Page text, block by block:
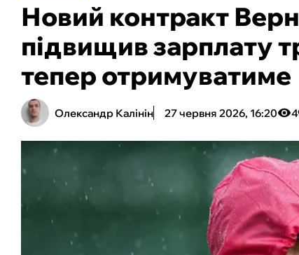
Новий контракт
підвищив зарплату
тепер отримуватиме
Олександр Калінін 27 червня 2026, 16:20